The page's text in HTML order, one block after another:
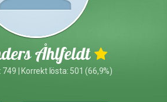
Åhlfeldt
749 | Korrekt lösta: 501 (66,9%)